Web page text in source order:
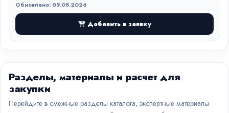
Обновлено: 09.08.2026
Добавить в заявку
Разделы, материалы и расчет для
закупки
Перейдите в смежные разделы каталога, экспертные материалы